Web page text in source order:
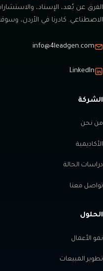
الفرق عن بُعد، الإسناد،
الاصطناعي. كادرنا في الأردن،
info@4leadgen.com
LinkedIn
الشركة
من نحن
الأكاديمية
دراسات الحالة
تواصل معنا
الحلول
نمو الأعمال
تطوير المبيعات